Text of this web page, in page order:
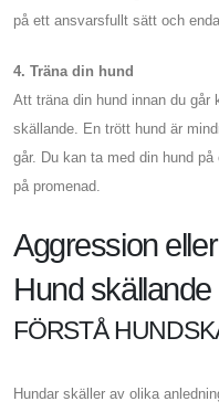
på ett ansvarsfullt sätt och
4. Träna din hund
Att träna din hund innan du
skällande. En trött hund är
går. Du kan ta med din hund
på promenad.
Aggression
Hund
FÖRSTÅ
Hundar skäller av olika